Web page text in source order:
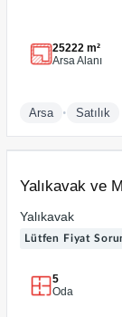
25222 m²
Arsa Alanı
Arsa • Satılık
Yalıkavak ve
Yalıkavak
Lütfen Fiyat
5
Oda